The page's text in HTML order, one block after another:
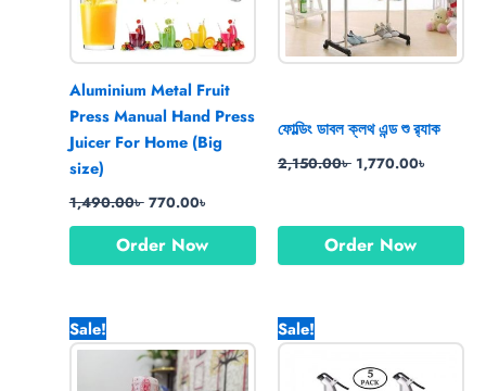
Aluminium Metal Fruit
Press Manual Hand Press
Juicer For Home (Big
size)
1,490.00৳ 770.00৳
Order Now
ফোল্ডিং ডাবল ক্লথ এন্ড শু র‍্যাক
2,150.00৳ 1,770.00৳
Order Now
Sale!
price
was:
450.00৳ .
price
is:
200.00৳ .
Sale!
price
990.00৳ .
price
670.00৳ .